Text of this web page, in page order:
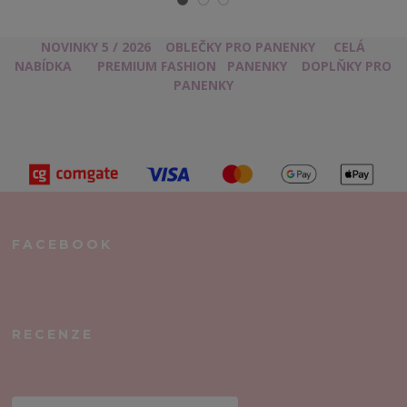
NOVINKY 5 / 2026 OBLEČKY PRO PANENKY
CELÁ
NABÍDKA
PREMIUM FASHION PANENKY
DOPLŇKY PRO
PANENKY
FACEBOOK
RECENZE